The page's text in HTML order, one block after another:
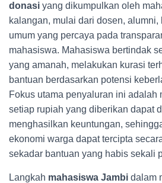
donasi yang dikumpulkan oleh
kalangan, mulai dari dosen,
umum yang percaya pada
mahasiswa. Mahasiswa bertindak
yang amanah, melakukan kurasi
bantuan berdasarkan potensi
Fokus utama penyaluran ini adalah
setiap rupiah yang diberikan dapat
menghasilkan keuntungan,
ekonomi warga dapat tercipta
sekadar bantuan yang habis sekali
Langkah mahasiswa Jambi dalam